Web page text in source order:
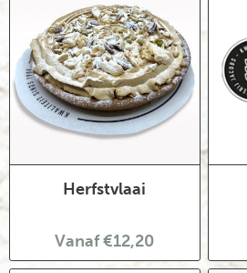
Herfstvlaai
Vanaf €12,20